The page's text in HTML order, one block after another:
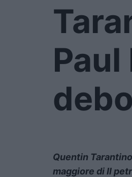
Paul
Quentin
maggiore di Il